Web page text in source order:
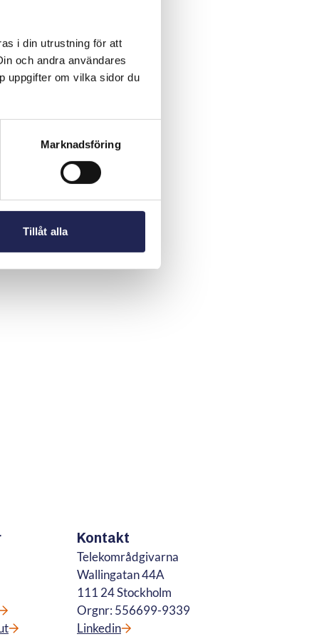
i din utrustning för att
och andra användares
uppgifter om vilka sidor du
Marknadsföring
Tillåt alla
Kontakt
Telekområdgivarna
Wallingatan 44A
111 24 Stockholm
Orgnr: 556699-9339
Linkedin